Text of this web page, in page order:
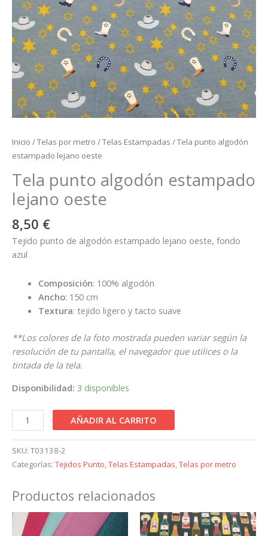
Inicio /Telas por metro /Telas Estampadas / Tela punto algodón
estampado lejano oeste
Tela punto algodón estampado
lejano oeste
8,50 €
Tejido punto de algodón estampado lejano oeste, fondo
azul
Composición: 100% algodón
Ancho: 150 cm
Textura: tejido ligero y tacto suave
**Los colores de la foto mostrada pueden variar según la
resolución de tu pantalla, el navegador que utilices o la
tintada de la tela.
Disponibilidad: 3 disponibles
AÑADIR AL CARRITO
SKU: T03138-2
Categorías: Tejidos Punto,Telas Estampadas,Telas por metro
Productos relacionados
Este
producto